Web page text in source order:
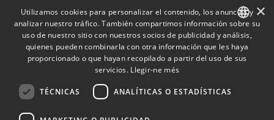
CATALAN
×
Utilizamos cookies para personalizar el contenido, los anuncios y
analizar nuestro tráfico. También compartimos información sobre su
uso de nuestro sitio con nuestros socios de publicidad y análisis,
quienes pueden combinarla con otra información que les haya
proporcionado o que hayan recopilado a partir del uso de sus
servicios. Llegir-ne més
TÉCNICAS ANALÍTICAS O ESTADÍSTICAS